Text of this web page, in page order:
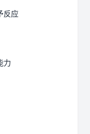
反应
力